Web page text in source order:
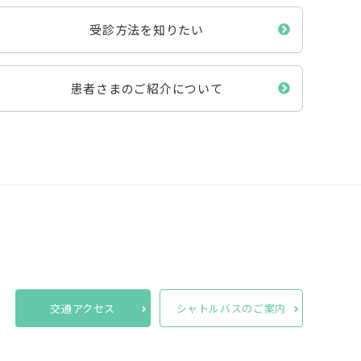
受診方法を知りたい
患者さまのご紹介について
交通アクセス シャトルバスのご案内